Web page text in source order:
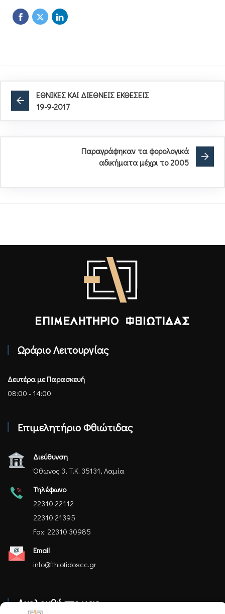
ΕΘΝΙΚΕΣ ΚΑΙ ΔΙΕΘΝΕΙΣ ΕΚΘΕΣΕΙΣ
19-9-2017
Παραγράφηκαν τα φορολογικά
αδικήματα μέχρι το 2005
Ωράριο Λειτουργίας
Δευτέρα με Παρασκευή
08:00 - 14:00
Επιμελητήριο Φθιώτιδας
Διεύθυνση
Όθωνος 3, Τ.Κ. 35131, Λαμία
Τηλέφωνο
22310 22112
22310 21395
Fax: 22310 30985
Email
info@fthiotidoscc.gr
Ακολουθήστε μας